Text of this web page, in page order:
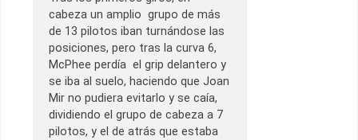
cabeza un amplio grupo de más
de 13 pilotos iban turnándose las
posiciones, pero tras la curva 6,
McPhee perdía el grip delantero y
se iba al suelo, haciendo que Joan
Mir no pudiera evitarlo y se caía,
dividiendo el grupo de cabeza a 7
pilotos, y el de atrás que estaba